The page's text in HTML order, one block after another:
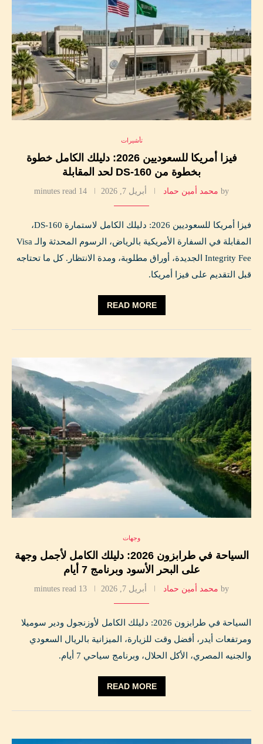
تأشيرات
فيزا أمريكا للسعوديين 2026: دليلك الكامل خطوة
بخطوة من DS-160 لحد المقابلة
by محمد أمين حماد أبريل 7, 2026 14 minutes read
فيزا أمريكا للسعوديين 2026: دليلك الكامل لاستمارة DS-160،
المقابلة في السفارة الأمريكية بالرياض، الرسوم المحدثة والـ Visa
Integrity Fee الجديدة، أوراق مطلوبة، ومدة الانتظار. كل ما تحتاجه
قبل التقديم على فيزا أمريكا.
READ MORE
وجهات
السياحة في طرابزون 2026: دليلك الكامل لأجمل وجهة
على البحر الأسود وبرنامج 7 أيام
by محمد أمين حماد أبريل 7, 2026 13 minutes read
السياحة في طرابزون 2026: دليلك الكامل لأوزنجول ودير سوميلا
ومرتفعات أيدر، أفضل وقت للزيارة، الميزانية بالريال السعودي
والجنيه المصري، الأكل الحلال، وبرنامج سياحي 7 أيام.
READ MORE